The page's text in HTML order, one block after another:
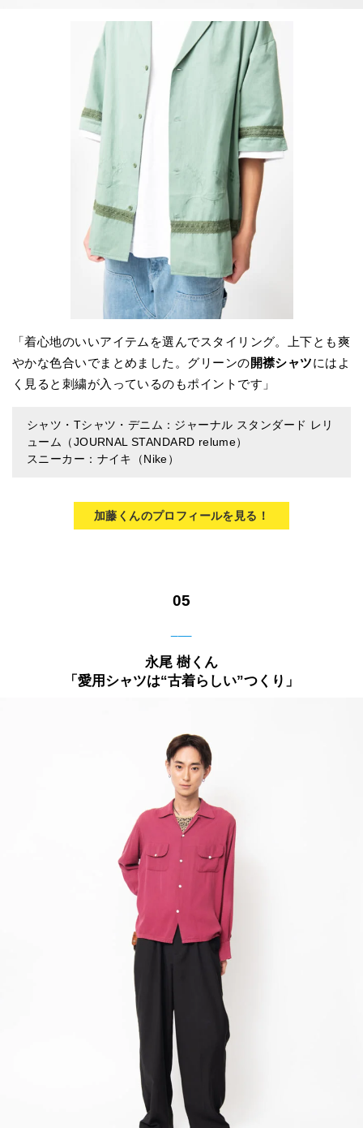
「着心地のいいアイテムを選んでスタイリング。上下とも爽
やかな色合いでまとめました。グリーンの開襟シャツにはよ
く見ると刺繍が入っているのもポイントです」
シャツ・Tシャツ・デニム：ジャーナル スタンダード レリ
ューム（JOURNAL STANDARD relume）
スニーカー：ナイキ（Nike）
加藤くんのプロフィールを見る！
05
永尾 樹くん
「愛用シャツは“古着らしい”つくり」